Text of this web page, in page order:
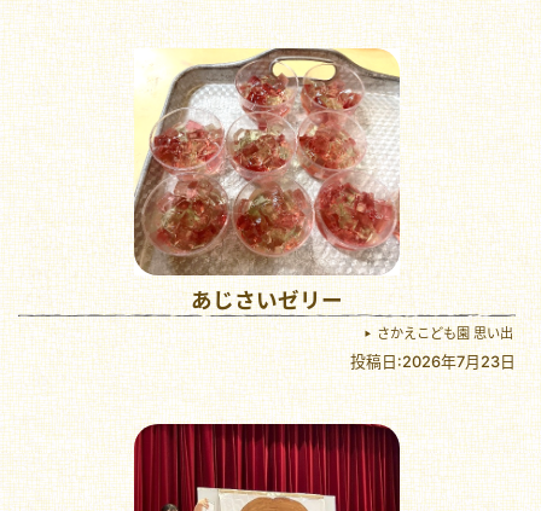
あじさいゼリー
さかえこども園 思い出
投稿日:2026年7月23日